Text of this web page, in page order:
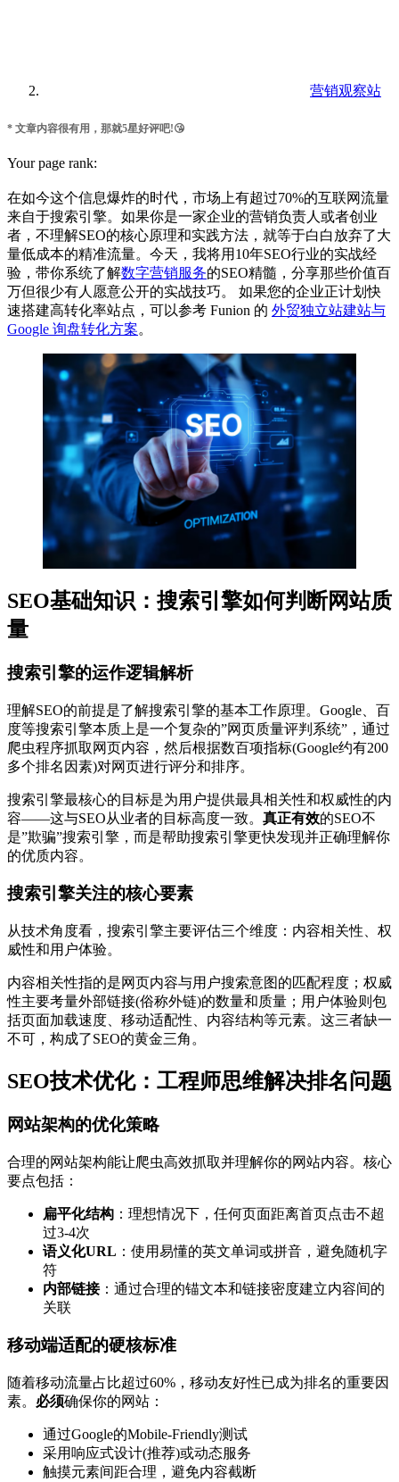
营销观察站
* 文章内容很有用，那就5星好评吧!😘
Your page rank:
在如今这个信息爆炸的时代，市场上有超过70%的互联网流量
来自于搜索引擎。如果你是一家企业的营销负责人或者创业
者，不理解SEO的核心原理和实践方法，就等于白白放弃了大
量低成本的精准流量。今天，我将用10年SEO行业的实战经
验，带你系统了解数字营销服务的SEO精髓，分享那些价值百
万但很少有人愿意公开的实战技巧。 如果您的企业正计划快
速搭建高转化率站点，可以参考 Funion 的 外贸独立站建站与
Google 询盘转化方案。
SEO基础知识：搜索引擎如何判断网站质
量
搜索引擎的运作逻辑解析
理解SEO的前提是了解搜索引擎的基本工作原理。Google、百
度等搜索引擎本质上是一个复杂的”网页质量评判系统”，通过
爬虫程序抓取网页内容，然后根据数百项指标(Google约有200
多个排名因素)对网页进行评分和排序。
搜索引擎最核心的目标是为用户提供最具相关性和权威性的内
容——这与SEO从业者的目标高度一致。 真正有效的SEO不
是”欺骗”搜索引擎，而是帮助搜索引擎更快发现并正确理解你
的优质内容。
搜索引擎关注的核心要素
从技术角度看，搜索引擎主要评估三个维度：内容相关性、权
威性和用户体验。
内容相关性指的是网页内容与用户搜索意图的匹配程度；权威
性主要考量外部链接(俗称外链)的数量和质量；用户体验则包
括页面加载速度、移动适配性、内容结构等元素。这三者缺一
不可，构成了SEO的黄金三角。
SEO技术优化：工程师思维解决排名问题
网站架构的优化策略
合理的网站架构能让爬虫高效抓取并理解你的网站内容。核心
要点包括：
扁平化结构 ：理想情况下，任何页面距离首页点击不超
过3-4次
语义化URL ：使用易懂的英文单词或拼音，避免随机字
符
内部链接：通过合理的锚文本和链接密度建立内容间的
关联
移动端适配的硬核标准
随着移动流量占比超过60%，移动友好性已成为排名的重要因
素。 必须确保你的网站：
通过Google的Mobile-Friendly测试
采用响应式设计(推荐)或动态服务
触摸元素间距合理，避免内容截断